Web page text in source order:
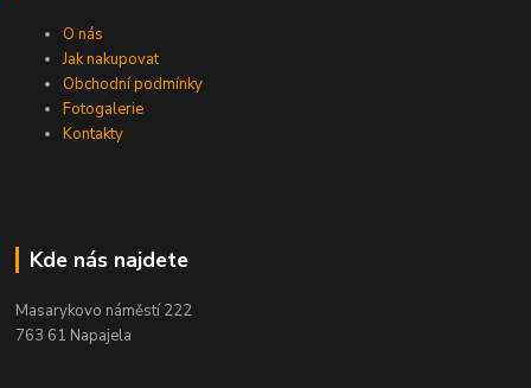
O nás
Jak nakupovat
Obchodní podmínky
Fotogalerie
Kontakty
Kde nás najdete
Masarykovo náměstí 222
763 61 Napajela